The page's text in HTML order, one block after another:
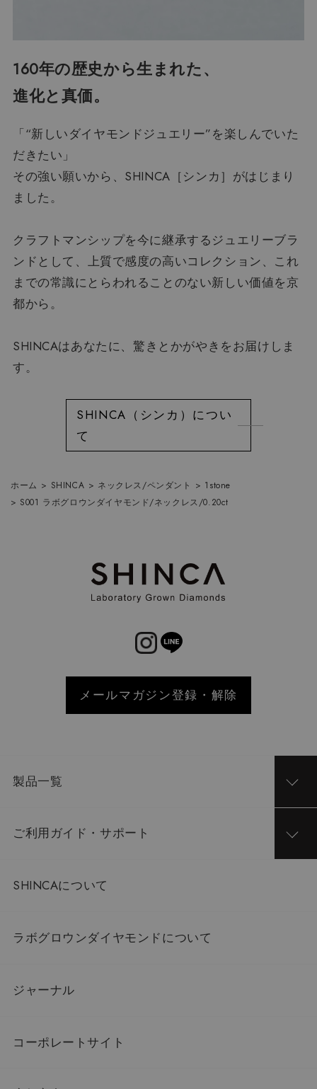
160年の歴史から生まれた、
進化と真価。
「“新しいダイヤモンドジュエリー”を楽しんでいた
だきたい」
その強い願いから、SHINCA［シンカ］がはじまり
ました。
クラフトマンシップを今に継承するジュエリーブラ
ンドとして、 上質で感度の高いコレクション、 これ
までの常識にとらわれることのない新しい価値を京
都から。
SHINCAはあなたに、驚きとかがやきをお届けしま
す。
SHINCA（シンカ）につい
て
ホーム > SHINCA > ネックレス/ペンダント > 1stone
> S001 ラボグロウンダイヤモンド/ネックレス/0.20ct
メールマガジン登録・解除
製品一覧
ご利用ガイド・サポート
SHINCAについて
ラボグロウンダイヤモンドについて
ジャーナル
コーポレートサイト